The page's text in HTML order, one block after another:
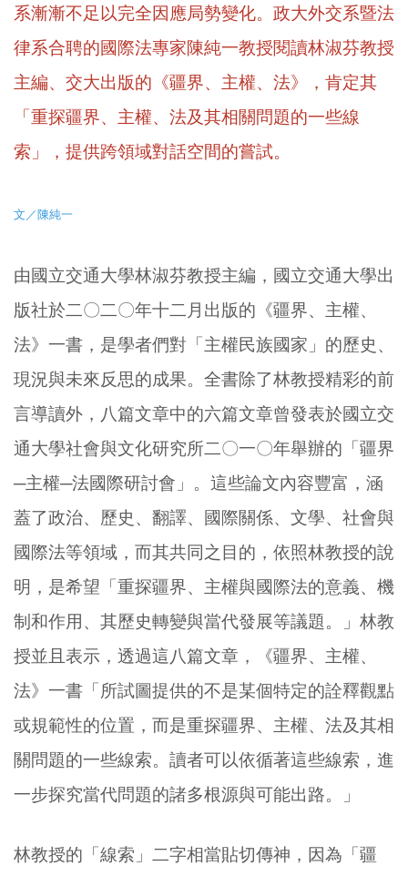
系漸漸不足以完全因應局勢變化。政大外交系暨法
律系合聘的國際法專家陳純一教授閱讀林淑芬教授
主編、交大出版的《疆界、主權、法》，肯定其
「重探疆界、主權、法及其相關問題的一些線
索」，提供跨領域對話空間的嘗試。
文／陳純一
由國立交通大學林淑芬教授主編，國立交通大學出
版社於二〇二〇年十二月出版的《疆界、主權、
法》一書，是學者們對「主權民族國家」的歷史、
現況與未來反思的成果。全書除了林教授精彩的前
言導讀外，八篇文章中的六篇文章曾發表於國立交
通大學社會與文化研究所二〇一〇年舉辦的「疆界
─主權─法國際研討會」。這些論文內容豐富，涵
蓋了政治、歷史、翻譯、國際關係、文學、社會與
國際法等領域，而其共同之目的，依照林教授的說
明，是希望「重探疆界、主權與國際法的意義、機
制和作用、其歷史轉變與當代發展等議題。」林教
授並且表示，透過這八篇文章，《疆界、主權、
法》一書「所試圖提供的不是某個特定的詮釋觀點
或規範性的位置，而是重探疆界、主權、法及其相
關問題的一些線索。讀者可以依循著這些線索，進
一步探究當代問題的諸多根源與可能出路。」
林教授的「線索」二字相當貼切傳神，因為「疆